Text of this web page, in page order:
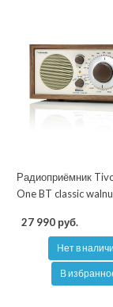
Радиоприёмник
One BT classic
27 990 руб.
Нет в
В